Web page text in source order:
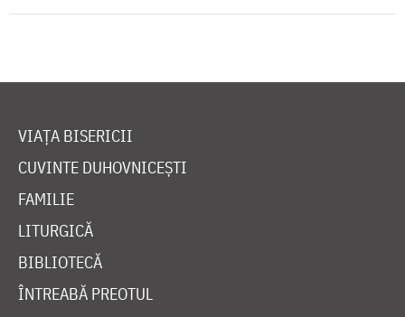
VIAȚA BISERICII
CUVINTE DUHOVNICEȘTI
FAMILIE
LITURGICĂ
BIBLIOTECĂ
ÎNTREABĂ PREOTUL